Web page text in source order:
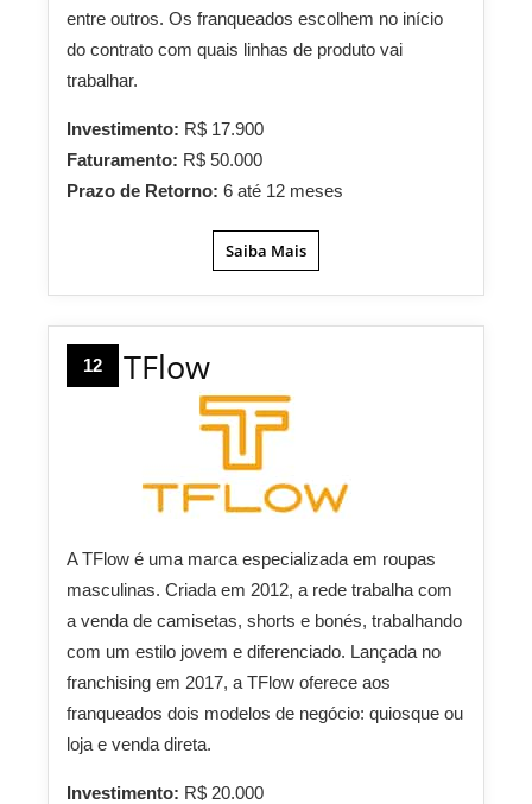
entre outros. Os franqueados escolhem no início
do contrato com quais linhas de produto vai
trabalhar.
Investimento: R$ 17.900
Faturamento: R$ 50.000
Prazo de Retorno: 6 até 12 meses
Saiba Mais
12 TFlow
A TFlow é uma marca especializada em roupas
masculinas. Criada em 2012, a rede trabalha com
a venda de camisetas, shorts e bonés, trabalhando
com um estilo jovem e diferenciado. Lançada no
franchising em 2017, a TFlow oferece aos
franqueados dois modelos de negócio: quiosque ou
loja e venda direta.
Investimento: R$ 20.000